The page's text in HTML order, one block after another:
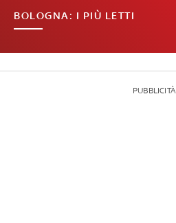
BOLOGNA: I PIÙ LETTI
PUBBLICITÀ